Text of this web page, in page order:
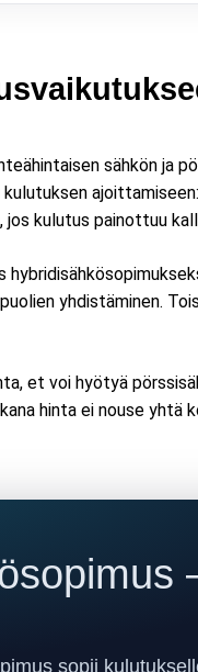
sähkön ja
kulutus painottuu
yhdistäminen.
et voi hyötyä
hinta ei nouse
sopii